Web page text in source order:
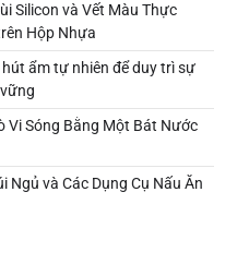
Silicon và Vết Màu Thực
Hộp Nhựa
ẩm tự nhiên để duy trì sự
Vi Sóng Bằng Một Bát Nước
Ngủ và Các Dụng Cụ Nấu Ăn